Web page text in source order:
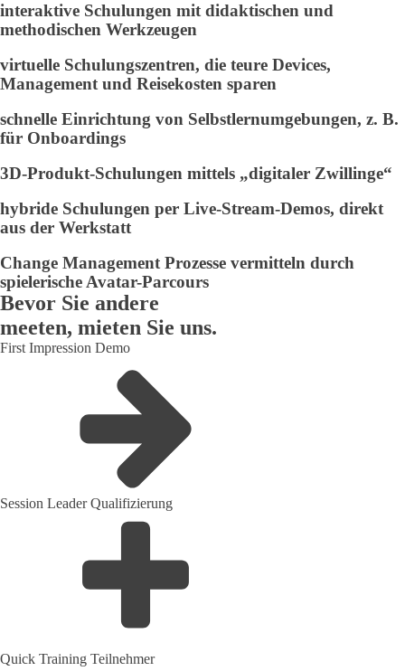
interaktive Schulungen mit didaktischen und
methodischen Werkzeugen
virtuelle Schulungszentren, die teure Devices,
Management und Reisekosten sparen
schnelle Einrichtung von Selbstlernumgebungen, z. B.
für Onboardings
3D-Produkt-Schulungen mittels „digitaler Zwillinge“
hybride Schulungen per Live-Stream-Demos, direkt
aus der Werkstatt
Change Management Prozesse vermitteln durch
spielerische Avatar-Parcours
Bevor Sie andere
meeten, mieten Sie uns.
First Impression Demo
Session Leader Qualifizierung
Quick Training Teilnehmer